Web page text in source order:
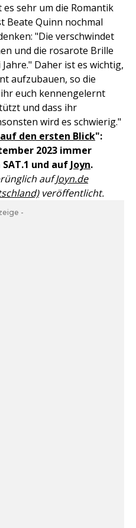
sehr um die Romantik
Beate Quinn nochmal
"Die verschwindet
und die rosarote Brille
Daher ist es wichtig,
aufzubauen, so die
euch kennengelernt
und dass ihr
wird es schwierig."
den ersten Blick":
2023 immer
und auf Joyn.
aufJoyn.de
veröffentlicht.
-